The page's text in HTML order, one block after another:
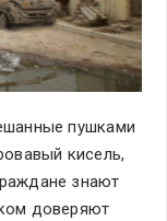
пушками
кисель,
знают
доверяют